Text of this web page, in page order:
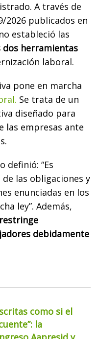
A través de
2026 publicados en
estableció las
dos herramientas
laboral.
pone en marcha
Se trata de un
diseñado para
las empresas ante
definió: “Es
las obligaciones y
enunciadas en los
ley”. Además,
restringe
debidamente
como si el
la